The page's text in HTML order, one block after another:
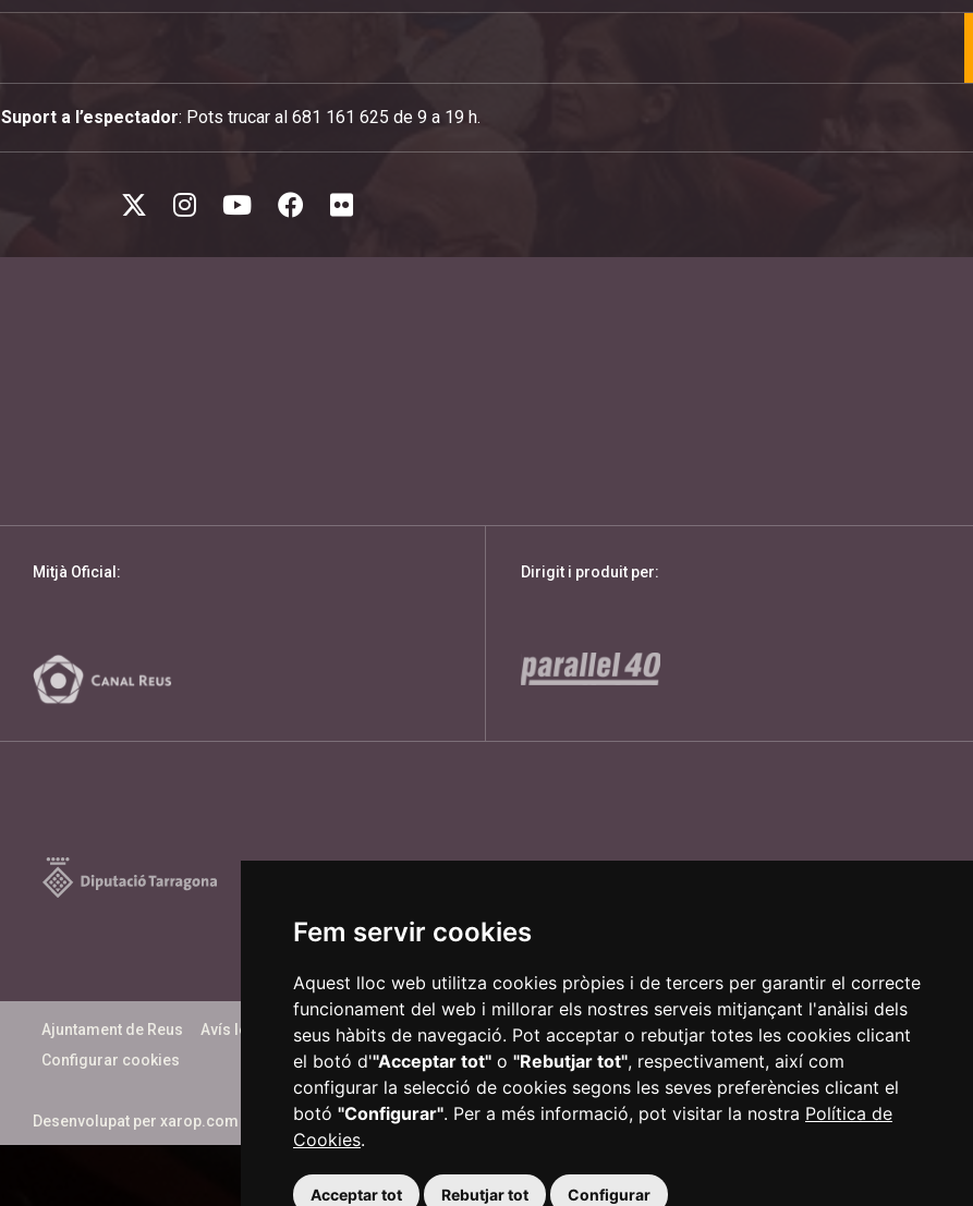
Fem servir cookies
Aquest lloc web utilitza cookies pròpies i de tercers per garantir el correcte
funcionament del web i millorar els nostres serveis mitjançant l'anàlisi dels
seus hàbits de navegació. Pot acceptar o rebutjar totes les cookies clicant
el botó d'"Acceptar tot" o "Rebutjar tot", respectivament, així com
configurar la selecció de cookies segons les seves preferències clicant el
botó "Configurar". Per a més informació, pot visitar la nostra Política de
Cookies.
Acceptar tot Rebutjar tot Configurar
Suport a l’espectador: Pots trucar al 681 161 625 de 9 a 19 h.
Mitjà Oficial: Dirigit i produit per:
Ajuntament de Reus Avís legal Informació bàsica Política de cookies Política de privacitat
Accessibilitat
Configurar cookies
Desenvolupat per xarop.com